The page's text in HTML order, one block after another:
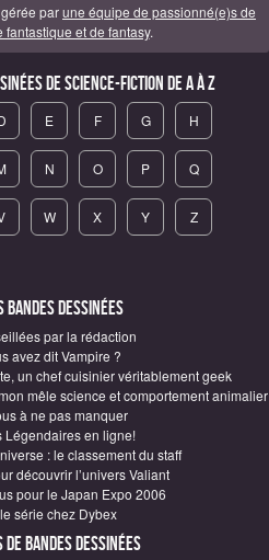
parune équipe de passionné(e)s de
fantastique et de fantasy.
de science-fiction de A à Z
E F G H
N O P Q
W X Y Z
Dessinées
par la rédaction
avez dit Vampire ?
un chef cuisinier véritablement geek
mêle science et comportement animalier
à ne pas manquer
Légendaires en ligne!
: le classement du staff
découvrir l’univers Valiant
pour le Japan Expo 2006
série chez Dybex
Bandes Dessinées